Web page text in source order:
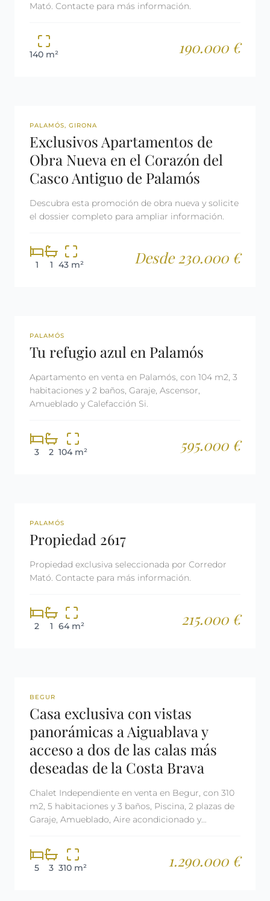
Mató. Contacte para más información.
140 m² 190.000 €
OBRA NUEVA
PALAMÓS, GIRONA
Exclusivos Apartamentos de
Obra Nueva en el Corazón del
Casco Antiguo de Palamós
Descubra esta promoción de obra nueva y solicite
el dossier completo para ampliar información.
1 1 43 m² Desde 230.000 €
REF: 2650
PALAMÓS
Tu refugio azul en Palamós
Apartamento en venta en Palamós, con 104 m2, 3
habitaciones y 2 baños, Garaje, Ascensor,
Amueblado y Calefacción Si.
3 2 104 m² 595.000 €
REF: 2617
PALAMÓS
Propiedad 2617
Propiedad exclusiva seleccionada por Corredor
Mató. Contacte para más información.
2 1 64 m² 215.000 €
REF: 2640
BEGUR
Casa exclusiva con vistas
panorámicas a Aiguablava y
acceso a dos de las calas más
deseadas de la Costa Brava
Chalet Independiente en venta en Begur, con 310
m2, 5 habitaciones y 3 baños, Piscina, 2 plazas de
Garaje, Amueblado, Aire acondicionado y
5 3 310 m² 1.290.000 €